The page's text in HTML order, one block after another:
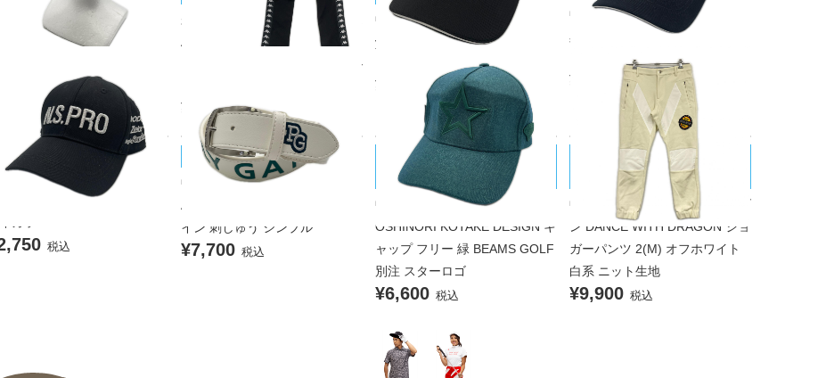
キャップ フリー 白 ホワイ
ｊBEAM 立体刺しゅうロゴ
ドワッペン シンプル
税込
未使用品 メンズ カッパゴルフ K
APPA GOLF セットアップ M ブ
ラック 黒 長袖ダブルジップブル
¥11,000 税込
中古 ジャックバニー Jack Bunn
y!! サンバイザー フリー ブラッ
ク ロゴ刺しゅう カジュアル
¥2,200 税込
中古 キャップ フリー 56-59cm
黒 ブラック FUJIKURA 立体ロ
ゴ刺しゅう シンプル
¥1,980 税込
キャップ フリー 黒 ブラッ
N.S.PRO 立体シルバーロゴ
カラー
税込
PEARLY GATES/パーリーゲイツ
中古 パーリーゲイツ PEARLY G
ATES ベルト ホワイト ロゴデザ
イン 刺しゅう シンプル
¥7,700 税込
YOSHINORI KOTAKE DESIGN/ヨ
シノリコタケデザイン
中古 ヨシノリコタケデザイン Y
OSHINORI KOTAKE DESIGN キ
ャップ フリー 緑 BEAMS GOLF
別注 スターロゴ
¥6,600 税込
DANCE WITH DRAGON/ダンスウ
ィズドラゴン
中古 メンズ ダンスウィズドラゴ
ン DANCE WITH DRAGON ジョ
ガーパンツ 2(M) オフホワイト
白系 ニット生地
¥9,900 税込